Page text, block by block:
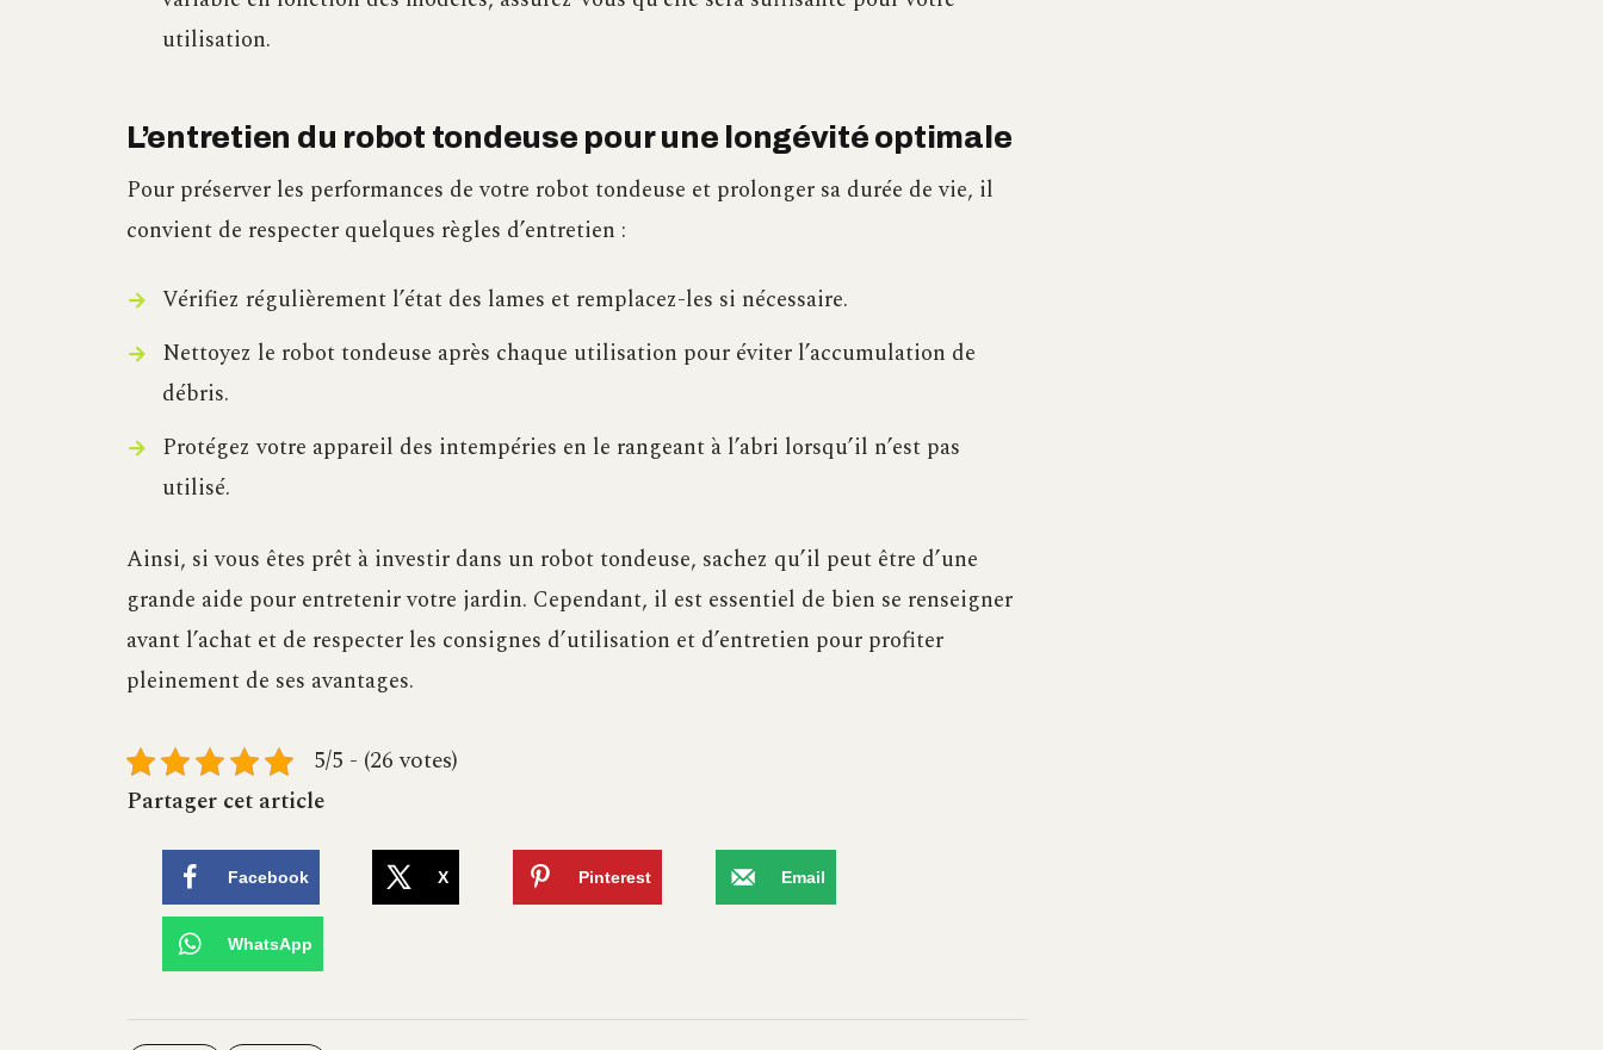
utilisation.
L’entretien du robot tondeuse pour une longévité optimale
Pour préserver les performances de votre robot tondeuse et prolonger sa durée de vie, il
convient de respecter quelques règles d’entretien :
Vérifiez régulièrement l’état des lames et remplacez-les si nécessaire.
Nettoyez le robot tondeuse après chaque utilisation pour éviter l’accumulation de
débris.
Protégez votre appareil des intempéries en le rangeant à l’abri lorsqu’il n’est pas
utilisé.
Ainsi, si vous êtes prêt à investir dans un robot tondeuse, sachez qu’il peut être d’une
grande aide pour entretenir votre jardin. Cependant, il est essentiel de bien se renseigner
avant l’achat et de respecter les consignes d’utilisation et d’entretien pour profiter
pleinement de ses avantages.
5/5 - (26 votes)
Partager cet article
Facebook X Pinterest Email
WhatsApp